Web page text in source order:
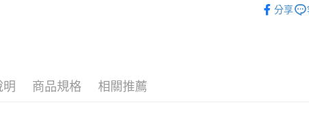
分享
明 商品規格 相關推薦